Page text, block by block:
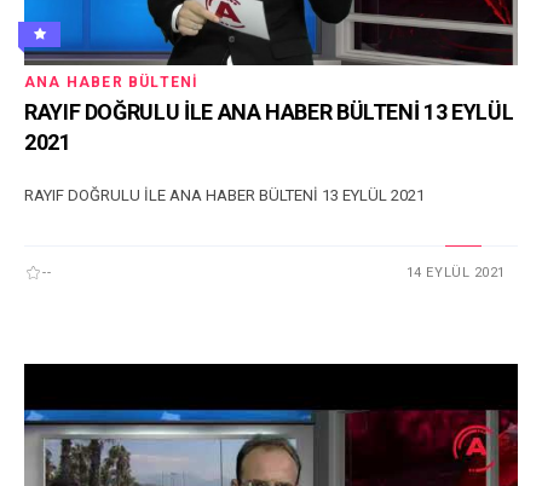
ANA HABER BÜLTENI
RAYIF DOĞRULU İLE ANA HABER BÜLTENİ 13 EYLÜL
2021
RAYIF DOĞRULU İLE ANA HABER BÜLTENİ 13 EYLÜL 2021
-- 14 EYLÜL 2021